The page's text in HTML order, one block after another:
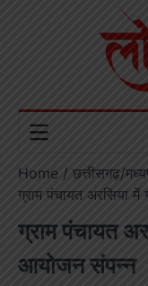
Home
छत्तीसगढ़/
ग्राम पंचायत अरसिया
ग्राम पंचायत
आयोजन संपन्न